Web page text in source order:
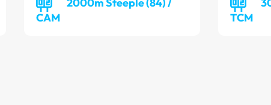
2000m Steeple (84) /
CAM
TCM